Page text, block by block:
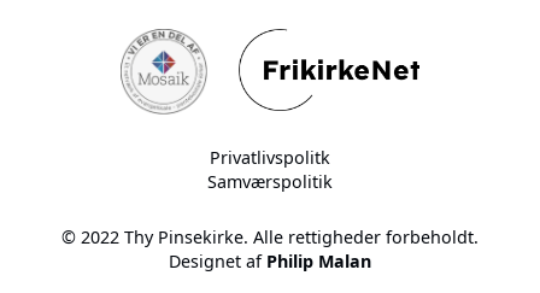
© 2022 Thy Pinsekirke. Alle rettigheder forbeholdt.
Designet af Philip Malan
Privatlivspolitk
Samværspolitik